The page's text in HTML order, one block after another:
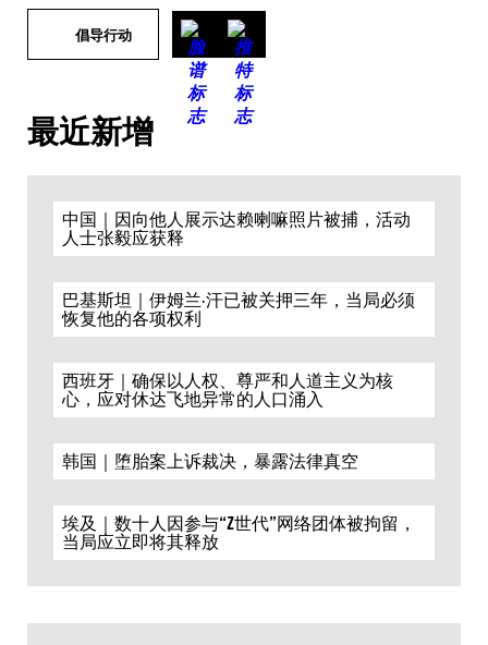
倡导行动
最近新增
中国｜因向他人展示达赖喇嘛照片被捕，活动
人士张毅应获释
巴基斯坦｜伊姆兰·汗已被关押三年，当局必须
恢复他的各项权利
西班牙｜确保以人权、尊严和人道主义为核
心，应对休达飞地异常的人口涌入
韩国｜堕胎案上诉裁决，暴露法律真空
埃及｜数十人因参与“Z世代”网络团体被拘留，
当局应立即将其释放